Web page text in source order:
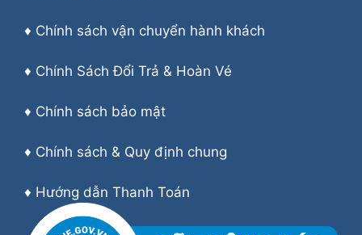
♦ Chính sách vận chuyển hành khách
♦ Chính Sách Đổi Trả & Hoàn Vé
♦ Chính sách bảo mật
♦ Chính sách & Quy định chung
♦ Hướng dẫn Thanh Toán